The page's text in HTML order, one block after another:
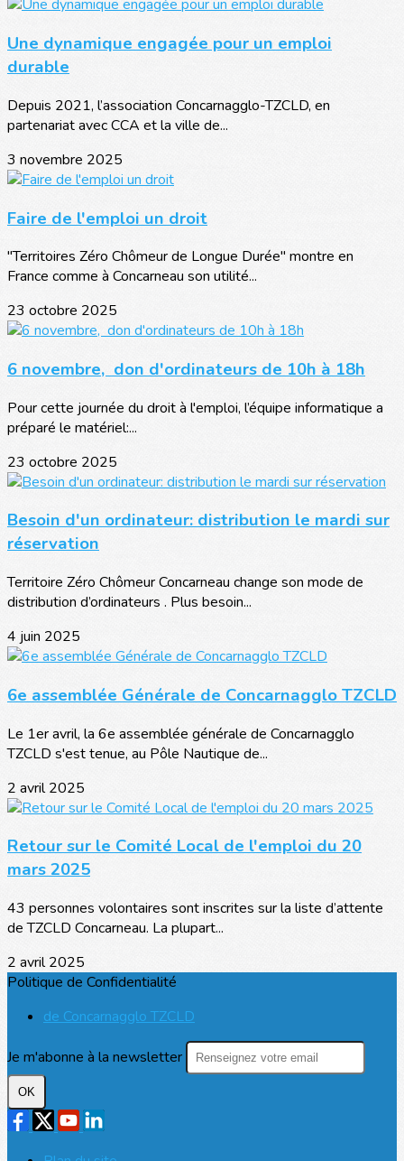
Une dynamique engagée pour un emploi
durable
Depuis 2021, l’association Concarnagglo-TZCLD, en
partenariat avec CCA et la ville de...
3 novembre 2025
Faire de l'emploi un droit
"Territoires Zéro Chômeur de Longue Durée" montre en
France comme à Concarneau son utilité...
23 octobre 2025
6 novembre, don d'ordinateurs de 10h à 18h
Pour cette journée du droit à l'emploi, l’équipe informatique a
préparé le matériel:...
23 octobre 2025
Besoin d'un ordinateur: distribution le mardi sur
réservation
Territoire Zéro Chômeur Concarneau change son mode de
distribution d’ordinateurs . Plus besoin...
4 juin 2025
6e assemblée Générale de Concarnagglo TZCLD
Le 1er avril, la 6e assemblée générale de Concarnagglo
TZCLD s'est tenue, au Pôle Nautique de...
2 avril 2025
Retour sur le Comité Local de l'emploi du 20
mars 2025
43 personnes volontaires sont inscrites sur la liste d’attente
de TZCLD Concarneau. La plupart...
2 avril 2025
Politique de Confidentialité
de Concarnagglo TZCLD
Je m'abonne à la newsletter
OK